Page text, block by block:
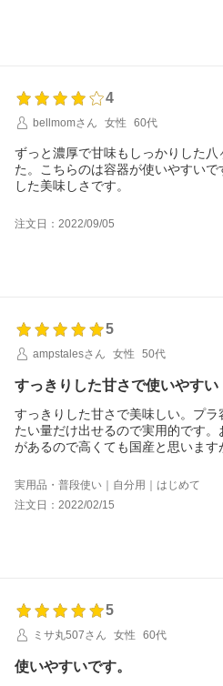
4
bellmomさん
女性 60代
ずっと濃厚で甘味もしっかりした
た。こちらのは容器が使いやすい
した美味しさです。
注文日：2022/09/05
5
ampstalesさん
女性 50代
すっきりした甘さで使いやすい
すっきりした甘さで美味しい。プ
たい量だけ出せるので実用的です
があるので高くても国産と思います
ナブルだと思います。パンやデザ
しても使いやすいと思います。
実用品・普段使い｜自分用｜はじめて
注文日：2022/02/15
5
ミサ丸507さん
女性 60代
使いやすいです。